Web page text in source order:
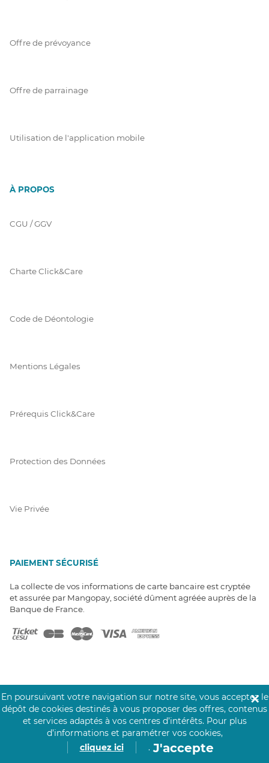
Offre de prévoyance
Offre de parrainage
Utilisation de l'application mobile
À PROPOS
CGU / GGV
Charte Click&Care
Code de Déontologie
Mentions Légales
Prérequis Click&Care
Protection des Données
Vie Privée
PAIEMENT SÉCURISÉ
La collecte de vos informations de carte bancaire est cryptée
et assurée par Mangopay, société dûment agréée auprès de la
Banque de France.
NOS PARTENAIRES
Click&Care est soutenu par les Groupes
Caisse des Dépôts et MAIF.
En poursuivant votre navigation sur notre site, vous acceptez le
dépôt de cookies destinés à vous proposer des offres, contenus
et services adaptés à vos centres d’intérêts. Pour plus
d’informations et paramétrer vos cookies,
cliquez ici
. J'accepte
✕